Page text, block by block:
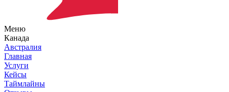
Меню
Канада
Австралия
Главная
Услуги
Кейсы
Таймлайны